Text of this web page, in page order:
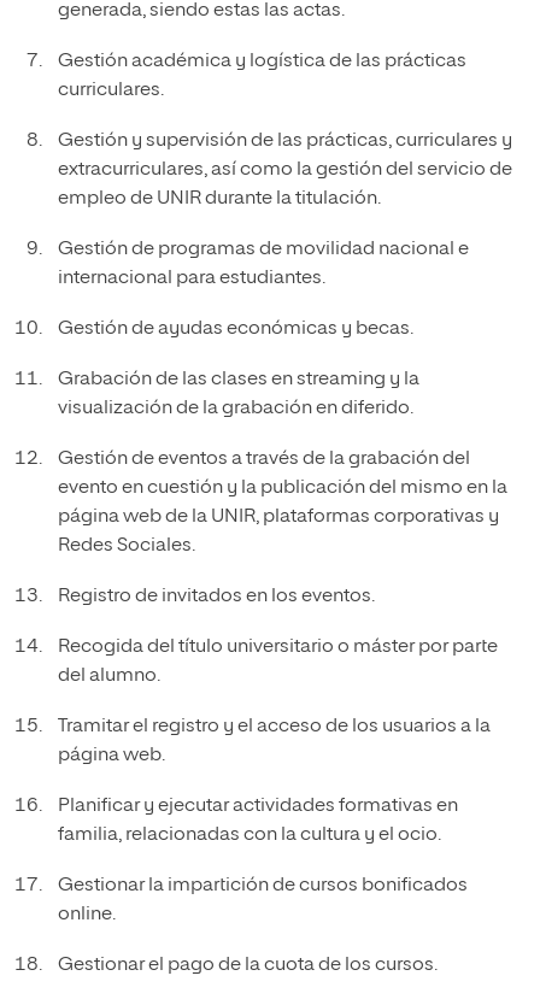
generada, siendo estas las actas.
Gestión académica y logística de las prácticas
curriculares.
Gestión y supervisión de las prácticas, curriculares y
extracurriculares, así como la gestión del servicio de
empleo de UNIR durante la titulación.
Gestión de programas de movilidad nacional e
internacional para estudiantes.
Gestión de ayudas económicas y becas.
Grabación de las clases en streaming y la
visualización de la grabación en diferido.
Gestión de eventos a través de la grabación del
evento en cuestión y la publicación del mismo en la
página web de la UNIR, plataformas corporativas y
Redes Sociales.
Registro de invitados en los eventos.
Recogida del título universitario o máster por parte
del alumno.
Tramitar el registro y el acceso de los usuarios a la
página web.
Planificar y ejecutar actividades formativas en
familia, relacionadas con la cultura y el ocio.
Gestionar la impartición de cursos bonificados
online.
Gestionar el pago de la cuota de los cursos.